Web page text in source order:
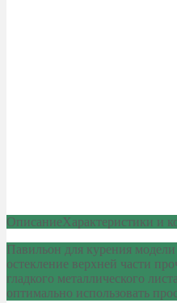
ОписаниеХарактеристики и
Павильон для курения
остекление верхней части
гладкого металлического
оптимально использовать